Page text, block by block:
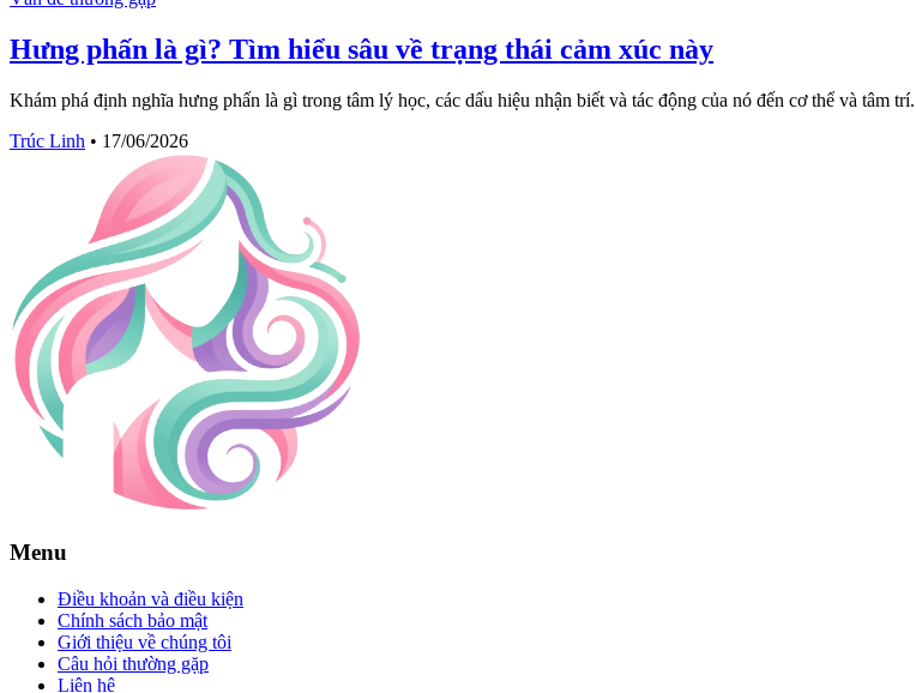
Hưng phấn là gì? Tìm hiểu sâu về trạng thái cảm xúc này
Khám phá định nghĩa hưng phấn là gì trong tâm lý học, các dấu hiệu nhận biết và tác động của nó đến cơ thể và tâm
Trúc Linh • 17/06/2026
Menu
Điều khoản và điều kiện
Chính sách bảo mật
Giới thiệu về chúng tôi
Câu hỏi thường gặp
Liên hệ